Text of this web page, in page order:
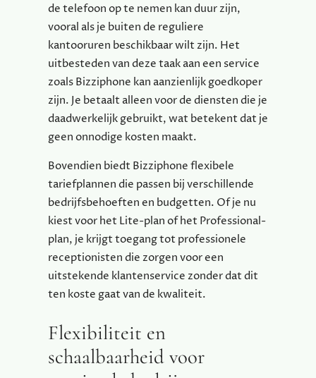
de telefoon op te nemen kan duur zijn,
vooral als je buiten de reguliere
kantooruren beschikbaar wilt zijn. Het
uitbesteden van deze taak aan een service
zoals Bizziphone kan aanzienlijk goedkoper
zijn. Je betaalt alleen voor de diensten die je
daadwerkelijk gebruikt, wat betekent dat je
geen onnodige kosten maakt.
Bovendien biedt Bizziphone flexibele
tariefplannen die passen bij verschillende
bedrijfsbehoeften en budgetten. Of je nu
kiest voor het Lite-plan of het Professional-
plan, je krijgt toegang tot professionele
receptionisten die zorgen voor een
uitstekende klantenservice zonder dat dit
ten koste gaat van de kwaliteit.
Flexibiliteit en
schaalbaarheid voor